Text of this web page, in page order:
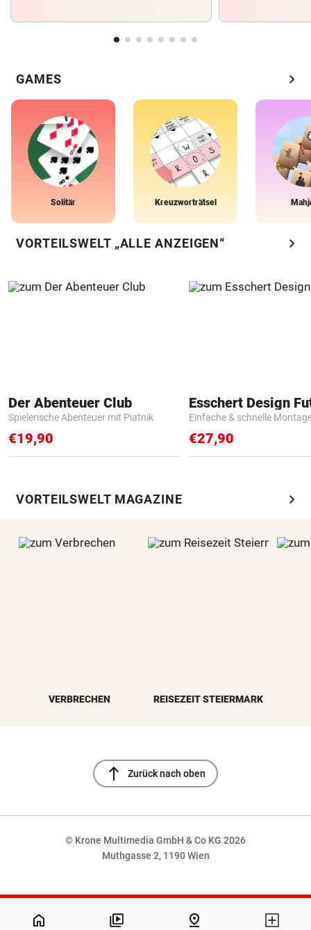
GAMES chevron_right
Solitär Kreuzworträtsel
VORTEILSWELT „ALLE ANZEIGEN“ chevron_right
Der Abenteuer Club
Spielerische Abenteuer mit Piatnik
€19,90
Einfache & schnelle
€27,90
VORTEILSWELT MAGAZINE chevron_right
VERBRECHEN REISEZEIT STEIERMARK
north Zurück nach oben
© Krone Multimedia GmbH & Co KG 2026
Muthgasse 2, 1190 Wien
home pin_drop
NaN%